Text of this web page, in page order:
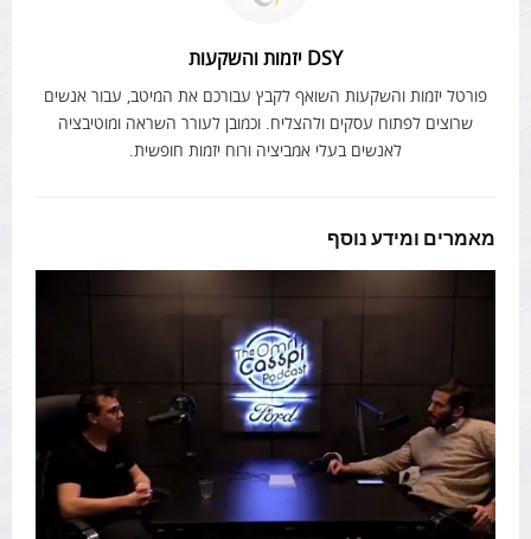
DSY יזמות והשקעות
פורטל יזמות והשקעות השואף לקבץ עבורכם את המיטב, עבור אנשים
שרוצים לפתוח עסקים ולהצליח. וכמובן לעורר השראה ומוטיבציה
לאנשים בעלי אמביציה ורוח יזמות חופשית.
מאמרים ומידע נוסף